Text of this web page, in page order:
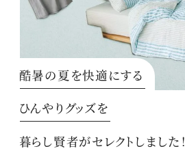
酷暑の夏を快適にする
ひんやりグッズを
暮らし賢者がセレクトしました！